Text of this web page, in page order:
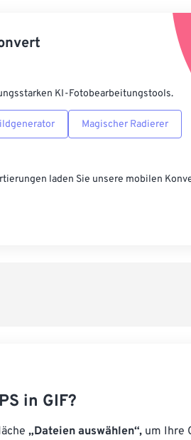
Von URL
KI-Fotobearbeitungstools.
Magischer Radierer
laden Sie unsere mobilen
in GIF?
„Dateien auswählen“, um Ihre